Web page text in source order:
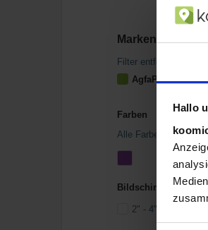
Hallo
Marken
Filter entfernen
AgfaPhoto
Farben
Alle Farben
Bildschirmgröße
2" - 4" (Zoll)